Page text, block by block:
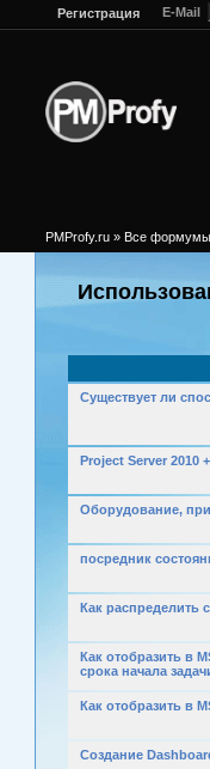
Регистрация E-Mail
PMProfy.ru » Все формумы
Существует ли
Project Server 2010
Оборудование,
посредник
Как распределить
Как отобразить в
срока начала
Как отобразить в
Создание